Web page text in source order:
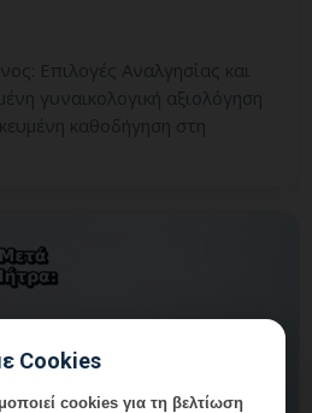
Επιλογές Αναλγησίας και
γυναικολογική αξιολόγηση
καθοδήγηση στη
Cookies
cookies για τη βελτίωση